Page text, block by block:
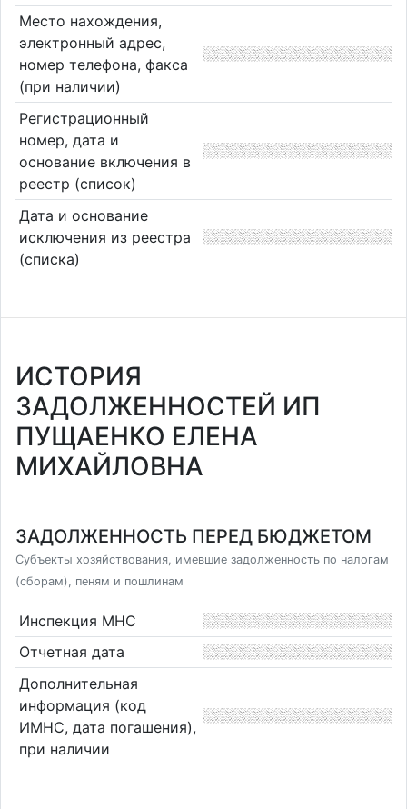
Место нахождения,
электронный адрес,
номер телефона, факса
(при наличии)
Регистрационный
номер, дата и
основание включения в
реестр (список)
Дата и основание
исключения из реестра
(списка)
ИСТОРИЯ
ЗАДОЛЖЕННОСТЕЙ ИП
ПУЩАЕНКО ЕЛЕНА
МИХАЙЛОВНА
ЗАДОЛЖЕННОСТЬ ПЕРЕД БЮДЖЕТОМ
Субъекты хозяйствования, имевшие задолженность по налогам
(сборам), пеням и пошлинам
Инспекция МНС
Отчетная дата
Дополнительная
информация (код
ИМНС, дата погашения),
при наличии